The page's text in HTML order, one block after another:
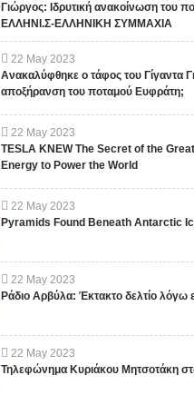
Γιώργος: Ιδρυτική ανακοίνωση του
ΕΛΛΗΝΙ.Σ-ΕΛΛΗΝΙΚΗ ΣΥΜΜΑΧΙΑ
22 May 2023
Ανακαλύφθηκε ο τάφος του Γίγαντα
αποξήρανση του ποταμού Ευφράτη;
22 May 2023
TESLA KNEW The Secret of the
Energy to Power the World
22 May 2023
Pyramids Found Beneath Antarctic
22 May 2023
Ράδιο Αρβύλα: Έκτακτο δελτίο λόγω
22 May 2023
Τηλεφώνημα Κυριάκου Μητσοτάκη